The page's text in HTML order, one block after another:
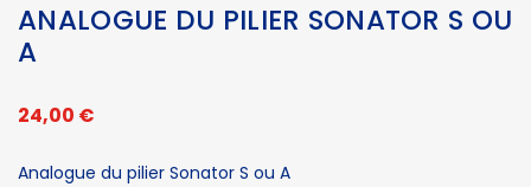
ANALOGUE DU PILIER SONATOR S OU
A
24,00 €
Analogue du pilier Sonator S ou A